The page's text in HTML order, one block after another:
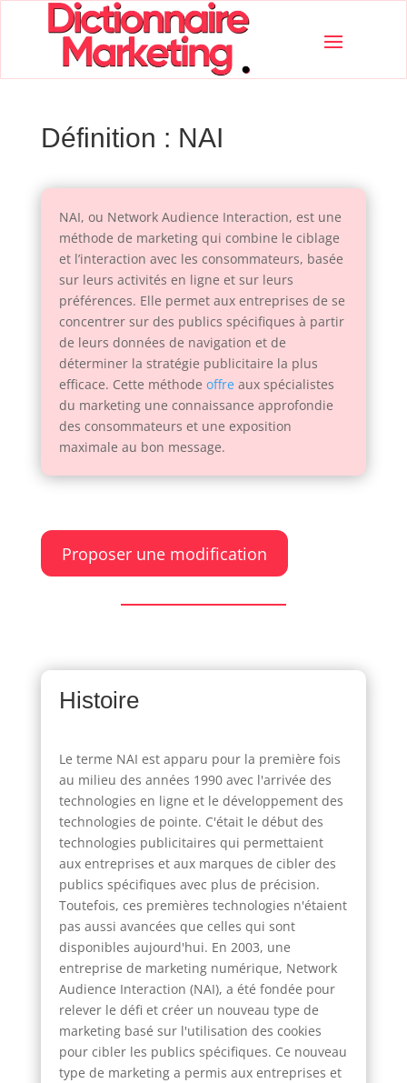
Définition : NAI
NAI, ou Network Audience Interaction, est une
méthode de marketing qui combine le ciblage
et l’interaction avec les consommateurs, basée
sur leurs activités en ligne et sur leurs
préférences. Elle permet aux entreprises de se
concentrer sur des publics spécifiques à partir
de leurs données de navigation et de
déterminer la stratégie publicitaire la plus
efficace. Cette méthode offreaux spécialistes
du marketing une connaissance approfondie
des consommateurs et une exposition
maximale au bon message.
Proposer une modification
Histoire
Le terme NAI est apparu pour la première fois
au milieu des années 1990 avec l'arrivée des
technologies en ligne et le développement des
technologies de pointe. C'était le début des
technologies publicitaires qui permettaient
aux entreprises et aux marques de cibler des
publics spécifiques avec plus de précision.
Toutefois, ces premières technologies n'étaient
pas aussi avancées que celles qui sont
disponibles aujourd'hui. En 2003, une
entreprise de marketing numérique, Network
Audience Interaction (NAI), a été fondée pour
relever le défi et créer un nouveau type de
marketing basé sur l'utilisation des cookies
pour cibler les publics spécifiques. Ce nouveau
type de marketing a permis aux entreprises et